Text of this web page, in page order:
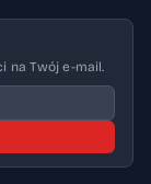
na Twój e-mail.